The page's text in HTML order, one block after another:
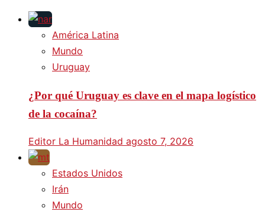
América Latina
Mundo
Uruguay
¿Por qué Uruguay es clave en el mapa logístico
de la cocaína?
Editor La Humanidad agosto 7, 2026
Estados Unidos
Irán
Mundo